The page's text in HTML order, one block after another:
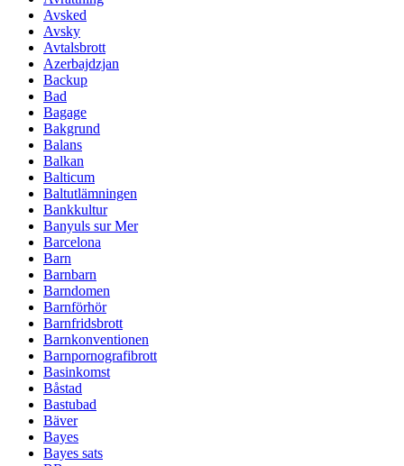
Avsked
Avsky
Avtalsbrott
Azerbajdzjan
Backup
Bad
Bagage
Bakgrund
Balans
Balkan
Balticum
Baltutlämningen
Bankkultur
Banyuls sur Mer
Barcelona
Barn
Barnbarn
Barndomen
Barnförhör
Barnfridsbrott
Barnkonventionen
Barnpornografibrott
Basinkomst
Båstad
Bastubad
Bäver
Bayes
Bayes sats